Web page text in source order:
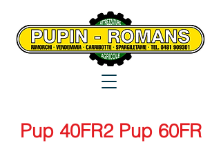
Pup 40FR2 Pup 60FR